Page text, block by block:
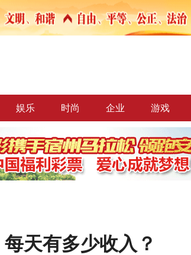
娱乐 时尚 企业 游戏
天有多少收入？